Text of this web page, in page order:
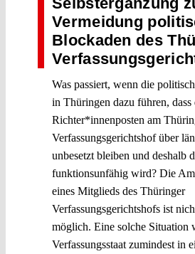
Vermeidung
Blockaden des
Was passiert, wenn die
in Thüringen dazu führen, dass
Richter*innenposten am
Verfassungsgerichtshof über
unbesetzt bleiben und deshalb
funktionsunfähig wird? Die
eines Mitglieds des Thüringer
Verfassungsgerichtshofs ist
möglich. Eine solche Situation
Verfassungsstaat zumindest in